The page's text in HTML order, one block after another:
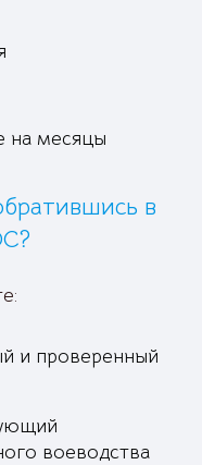
на месяцы
в
и проверенный
воеводства